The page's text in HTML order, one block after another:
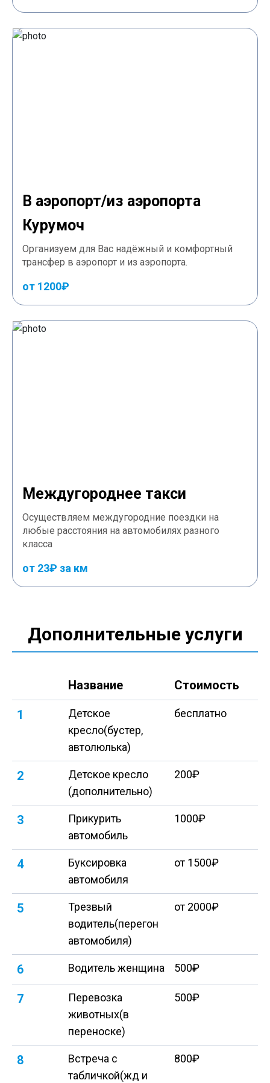
В аэропорт/из аэропорта
Курумоч
Организуем для Вас надёжный и комфортный
трансфер в аэропорт и из аэропорта.
от 1200₽
Междугороднее такси
Осуществляем междугородние поездки на
любые расстояния на автомобилях разного
класса
от 23₽ за км
Дополнительные услуги
Название Стоимость
1
Детское
кресло(бустер,
автолюлька)
бесплатно
2
Детское кресло
(дополнительно)
200₽
3
Прикурить
автомобиль
1000₽
4
Буксировка
автомобиля
от 1500₽
5
Трезвый
водитель(перегон
автомобиля)
от 2000₽
6 Водитель женщина 500₽
7
Перевозка
животных(в
переноске)
500₽
8
Встреча с
табличкой(жд и
800₽